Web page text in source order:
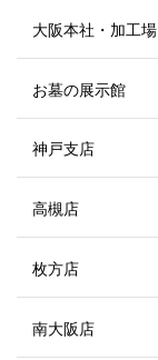
大阪本社・加工場
お墓の展示館
神戸支店
高槻店
枚方店
南大阪店